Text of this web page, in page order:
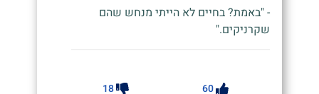
- "באמת? בחיים לא הייתי מנחש שהם
שקרניקים."
60
18